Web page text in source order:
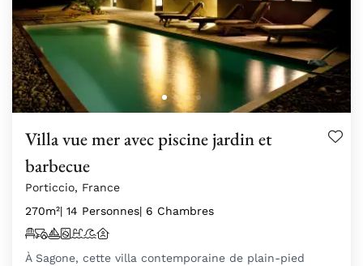
Villa vue mer avec piscine jardin et
barbecue
Porticcio, France
270m²| 14 Personnes| 6 Chambres
À Sagone, cette villa contemporaine de plain-pied